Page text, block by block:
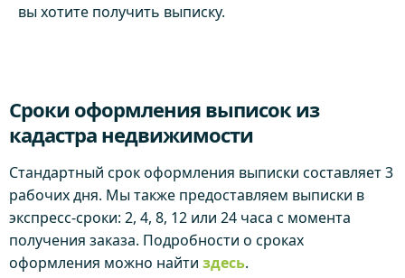
вы хотите получить выписку.
Сроки оформления выписок из
кадастра недвижимости
Стандартный срок оформления выписки составляет 3
рабочих дня. Мы также предоставляем выписки в
экспресс-сроки: 2, 4, 8, 12 или 24 часа с момента
получения заказа. Подробности о сроках
оформления можно найти здесь.